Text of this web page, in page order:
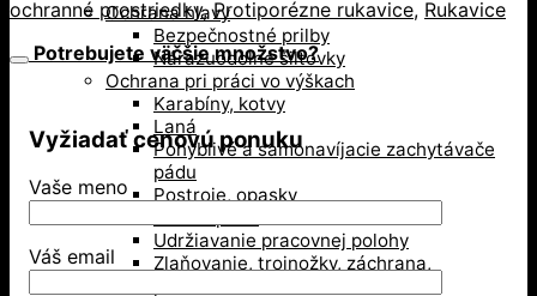
Ochrana hlavy
Bezpečnostné prilby
Nárazuodolné šiltovky
Ochrana pri práci vo výškach
Karabíny, kotvy
Laná
Pohyblivé a samonavíjacie zachytávače
pádu
Postroje, opasky
Udržiavanie pracovnej polohy
Zlaňovanie, trojnožky, záchrana,
ochranné prostriedky,Protiporézne rukavice, Rukavice
Potrebujete väčšie množstvo?
Vyžiadať cenovú ponuku
Vaše meno
Váš email